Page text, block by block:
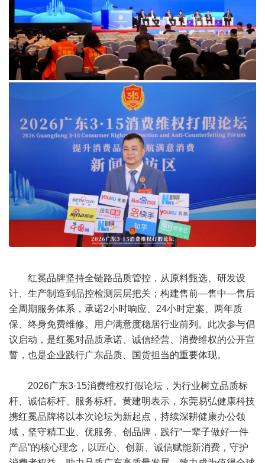
红冕品牌坚持全链路品质管控，从原料甄选、研发设
计、生产制造到品控检测层层把关；构建售前—售中—售后
全周期服务体系，承诺2小时响应、24小时定案、两年质
保、终身免费维修。用户满意度稳居行业前列。此次参与倡
议启动，是红冕对品质承诺、诚信经营、消费维权的公开宣
誓，也是企业践行广东品质、国货担当的重要体现。
2026广东3·15消费维权打假论坛，为行业树立品质标
杆、诚信标杆、服务标杆。黄建明表示，东莞易弘健康科技
携红冕品牌将以本次论坛为新起点，持续深耕健康办公领
域，坚守精工业、优服务、创品牌，践行“一辈子做好一件
产品”的核心理念，以匠心、创新、诚信赋能新消费，守护